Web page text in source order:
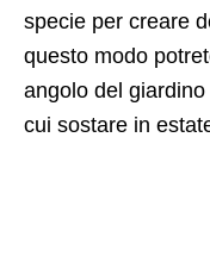
specie per creare
questo modo
angolo del
cui sostare in